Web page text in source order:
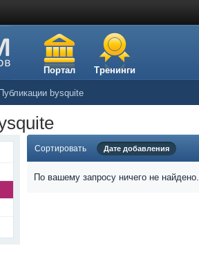
Портал Тренинги
Публикации bysquite
Сортировать Дате добавления
По вашему запросу ничего не найдено.